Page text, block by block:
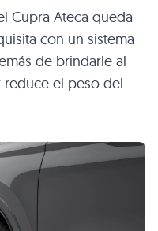
Cupra Ateca queda
con un sistema
de brindarle al
el peso del